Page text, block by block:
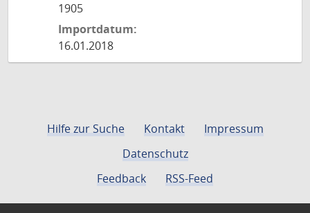
1905
Importdatum:
16.01.2018
Hilfe zur Suche Kontakt
Impressum
Datenschutz
Feedback
RSS-Feed